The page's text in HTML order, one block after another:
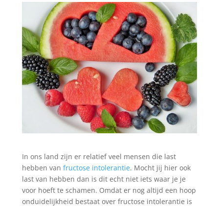
In ons land zijn er relatief veel mensen die last
hebben van fructose intolerantie. Mocht jij hier ook
last van hebben dan is dit echt niet iets waar je je
voor hoeft te schamen. Omdat er nog altijd een hoop
onduidelijkheid bestaat over fructose intolerantie is